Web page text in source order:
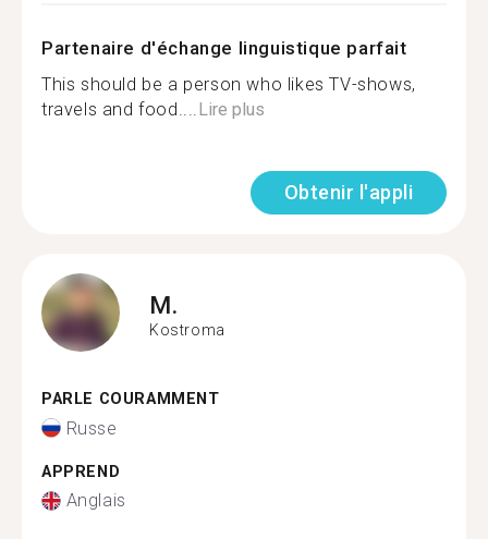
Partenaire d'échange linguistique parfait
This should be a person who likes TV-shows,
travels and food....Lire plus
Obtenir l'appli
M.
Kostroma
PARLE COURAMMENT
Russe
APPREND
Anglais